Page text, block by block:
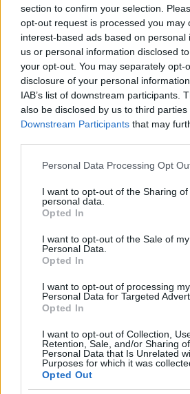
section to confirm your selection.
opt-out request is processed you may
interest-based ads based on personal
us or personal information disclosed
your opt-out. You may separately opt-
disclosure of your personal
IAB’s list of downstream participants.
also be disclosed by us to third parties
Downstream Participants that may
Please note that this website/app
not limited to your visit or usage
grant or deny consent to Google and
use your data for below specified
consent section.
Personal Data Processing Opt
I want to opt-out of the Sharing of
personal data.
Opted In
I want to opt-out of the Sale of my
Personal Data.
Opted In
I want to opt-out of processing my
Personal Data for Targeted
Opted In
I want to opt-out of Collection,
Retention, Sale, and/or Sharing
Personal Data that Is Unrelated
Purposes for which it was
Opted Out
VAGY
Conv
15 éve
@Seduxen : erre gondolhatott a
narancs ködtől nem érti amit